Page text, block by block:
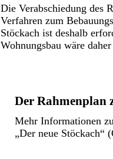
Die Verabschiedung des
Verfahren zum
Stöckach ist deshalb
Wohnungsbau wäre
Der Rahmenplan
Mehr Informationen
„Der neue Stöckach“